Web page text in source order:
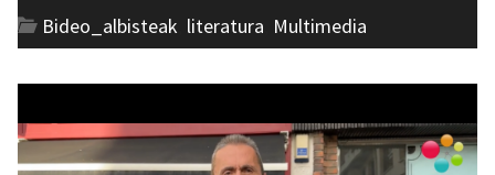
Bideo_albisteak literatura Multimedia